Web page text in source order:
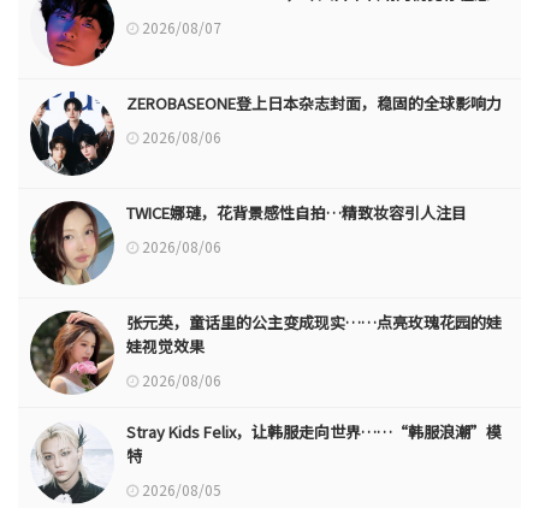
2026/08/07
ZEROBASEONE登上日本杂志封面，稳固的全球影响力
2026/08/06
TWICE娜璉，花背景感性自拍…精致妆容引人注目
2026/08/06
张元英，童话里的公主变成现实……点亮玫瑰花园的娃
娃视觉效果
2026/08/06
Stray Kids Felix，让韩服走向世界……“韩服浪潮”模
特
2026/08/05